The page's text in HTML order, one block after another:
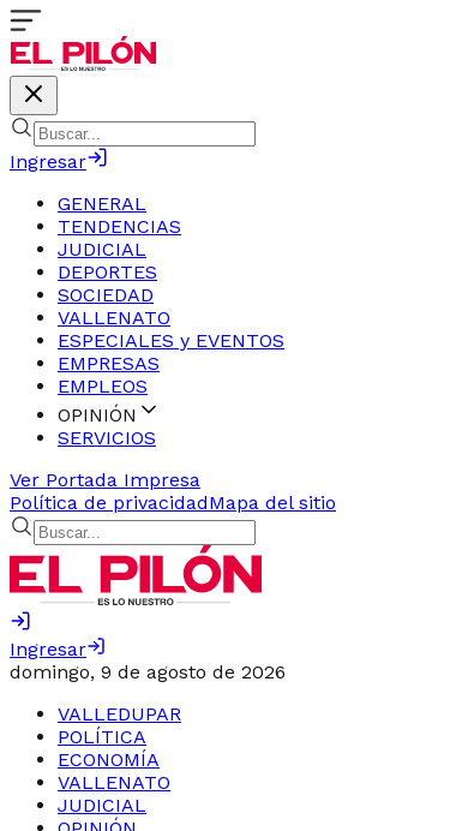
Ingresar
GENERAL
TENDENCIAS
JUDICIAL
DEPORTES
SOCIEDAD
VALLENATO
ESPECIALES y EVENTOS
EMPRESAS
EMPLEOS
OPINIÓN
SERVICIOS
Ver Portada Impresa
Política de privacidadMapa del sitio
Ingresar
domingo, 9 de agosto de 2026
VALLEDUPAR
POLÍTICA
ECONOMÍA
VALLENATO
JUDICIAL